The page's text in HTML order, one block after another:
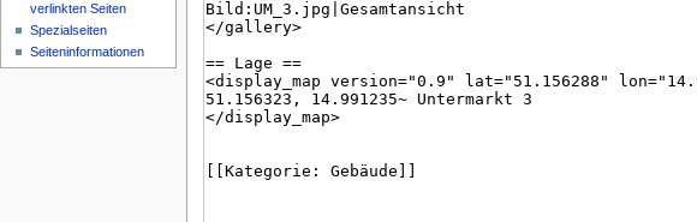
verlinkten Seiten
Spezialseiten
Seiten­informationen